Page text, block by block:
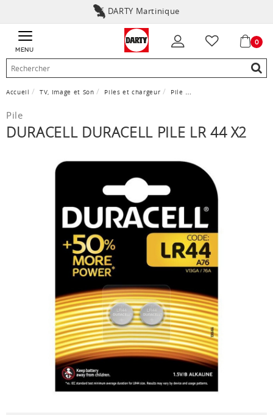
DARTY Martinique
MENU
0
Accueil TV, Image et Son Piles et chargeur Pile
Pile
DURACELL DURACELL PILE LR 44 X2